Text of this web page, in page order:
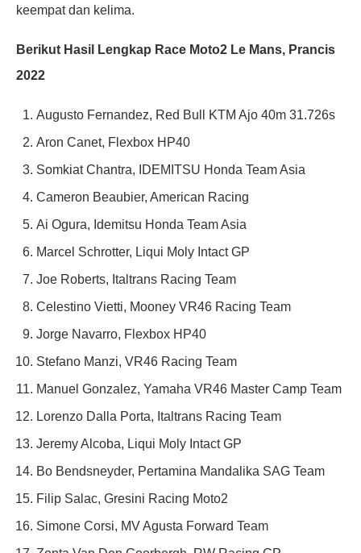
keempat dan kelima.
Berikut Hasil Lengkap Race Moto2 Le Mans, Prancis
2022
Augusto Fernandez, Red Bull KTM Ajo 40m 31.726s
Aron Canet, Flexbox HP40
Somkiat Chantra, IDEMITSU Honda Team Asia
Cameron Beaubier, American Racing
Ai Ogura, Idemitsu Honda Team Asia
Marcel Schrotter, Liqui Moly Intact GP
Joe Roberts, Italtrans Racing Team
Celestino Vietti, Mooney VR46 Racing Team
Jorge Navarro, Flexbox HP40
Stefano Manzi, VR46 Racing Team
Manuel Gonzalez, Yamaha VR46 Master Camp Team
Lorenzo Dalla Porta, Italtrans Racing Team
Jeremy Alcoba, Liqui Moly Intact GP
Bo Bendsneyder, Pertamina Mandalika SAG Team
Filip Salac, Gresini Racing Moto2
Simone Corsi, MV Agusta Forward Team